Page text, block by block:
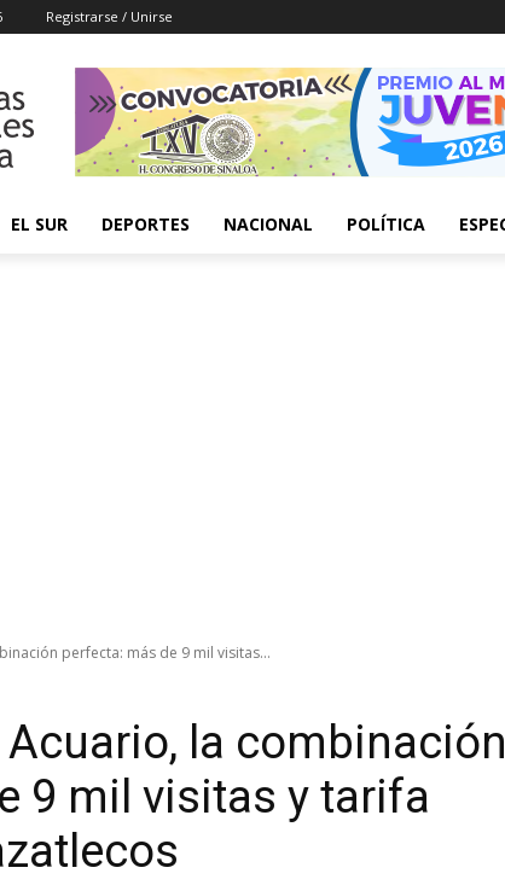
Registrarse / Unirse
EL SUR DEPORTES NACIONAL POLÍTICA
perfecta: más de 9 mil visitas...
Acuario, la combinación
9 mil visitas y tarifa